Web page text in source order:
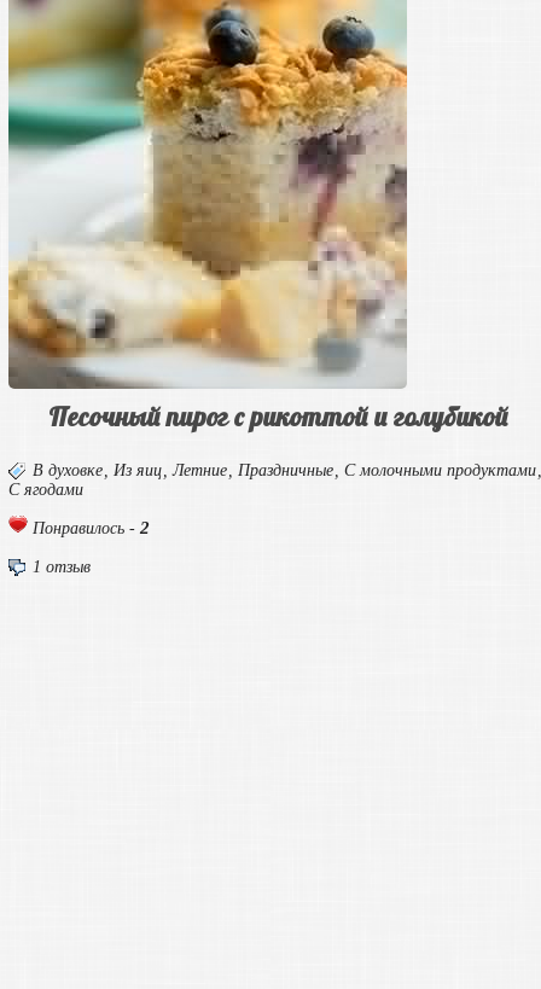
Песочный пирог с рикоттой и голубикой
В духовке, Из яиц,Летние, Праздничные, С молочными продуктами,
С ягодами
Понравилось -2
1 отзыв